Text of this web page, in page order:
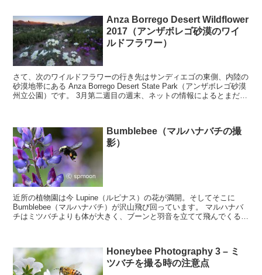
Anza Borrego Desert Wildflower
2017（アンザボレゴ砂漠のワイ
ルドフラワー）
さて、次のワイルドフラワーの行き先はサンディエゴの東側、内陸の
砂漠地帯にある Anza Borrego Desert State Park（アンザボレゴ砂漠
州立公園）です。 3月第二週目の週末、ネットの情報によるとまだピ
Bumblebee（マルハナバチの撮
影）
近所の植物園は今 Lupine（ルピナス）の花が満開。そしてそこに
Bumblebee（マルハナバチ）が沢山飛び回っています。 マルハナバ
チはミツバチよりも体が大きく、ブーンと羽音を立てて飛んでくると
Honeybee Photography 3 – ミ
ツバチを撮る時の注意点